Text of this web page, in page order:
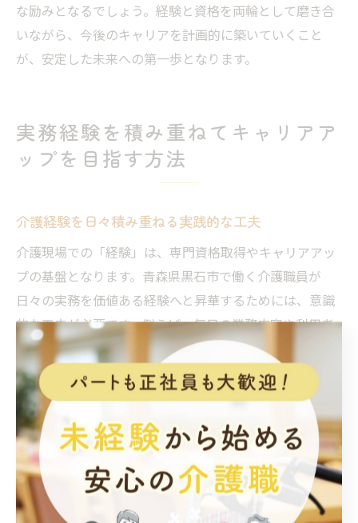
な励みとなるでしょう。経験と資格を両輪として磨き合
いながら、今後のキャリアを計画的に築いていくこと
が、安定した未来への第一歩となります。
実務経験を積み重ねてキャリアア
ップを目指す方法
介護経験を日々積み重ねる実践的な工夫
介護現場での「経験」は、専門資格取得やキャリアアッ
プの基盤となります。青森県黒石市で働く介護職員が
日々の実務を価値ある経験へと昇華するためには、意識
的な工夫が必要です。例えば、毎日の業務内容や利用者
とのコミュニケーションを記録し、振り返りを行うこと
で、自分の成長を実感しやすくなります。
また、先輩職員や他職種と積極的に情報交換を行うこと
で、現場での気づきや改善点が見つかりやすくなりま
す。定期的なミーティングやカンファレンスに参加する
ことも、知識や視点を広げるうえで有効です。これらの
積み重ねが、資格取得時の「実務経験証明」としても役